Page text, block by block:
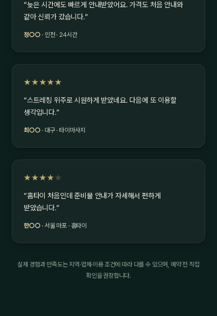
“늦은 시간에도 빠르게 안내받았어요. 가격도 처음 안내와
같아 신뢰가 갔습니다.”
정○○ · 인천 · 24시간
★★★★★
“스트레칭 위주로 시원하게 받았네요. 다음에 또 이용할
생각입니다.”
최○○ · 대구 · 타이마사지
★★★★ ★
“홈타이 처음인데 준비물 안내가 자세해서 편하게
받았습니다.”
한○○ · 서울 마포 · 홈타이
실제 경험과 만족도는 지역·업체·이용 조건에 따라 다를 수 있으며, 예약 전 직접
확인을 권장합니다.